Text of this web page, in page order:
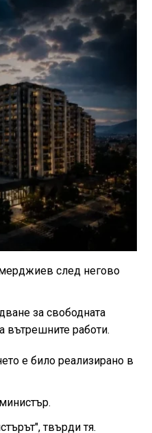
след негово
за свободната
вътрешните работи.
е било реализирано в
твърди тя.